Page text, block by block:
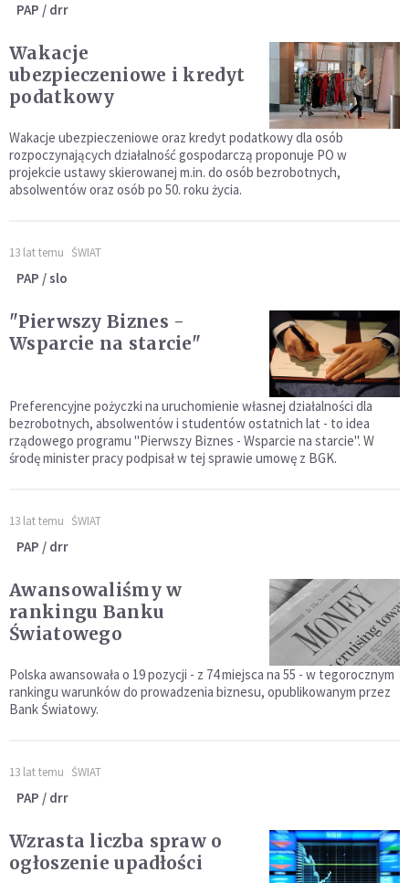
PAP / drr
Wakacje
ubezpieczeniowe i kredyt
podatkowy
Wakacje ubezpieczeniowe oraz kredyt podatkowy dla osób
rozpoczynających działalność gospodarczą proponuje PO w
projekcie ustawy skierowanej m.in. do osób bezrobotnych,
absolwentów oraz osób po 50. roku życia.
13 lat temu ŚWIAT
PAP / slo
"Pierwszy Biznes -
Wsparcie na starcie"
Preferencyjne pożyczki na uruchomienie własnej działalności dla
bezrobotnych, absolwentów i studentów ostatnich lat - to idea
rządowego programu "Pierwszy Biznes - Wsparcie na starcie". W
środę minister pracy podpisał w tej sprawie umowę z BGK.
13 lat temu ŚWIAT
PAP / drr
Awansowaliśmy w
rankingu Banku
Światowego
Polska awansowała o 19 pozycji - z 74 miejsca na 55 - w tegorocznym
rankingu warunków do prowadzenia biznesu, opublikowanym przez
Bank Światowy.
13 lat temu ŚWIAT
PAP / drr
Wzrasta liczba spraw o
ogłoszenie upadłości